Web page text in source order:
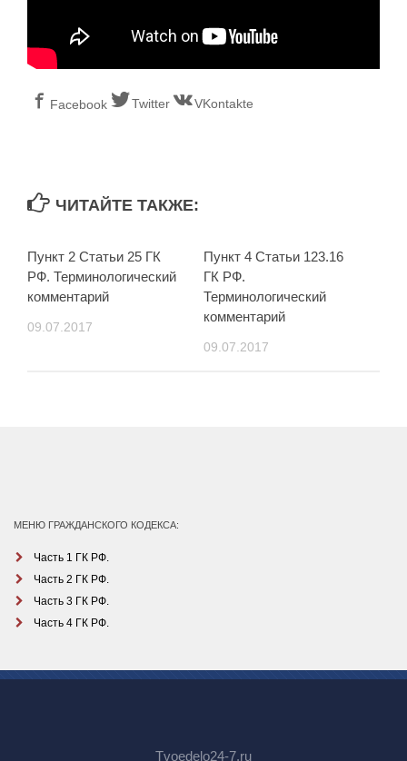
Facebook Twitter VKontakte
ЧИТАЙТЕ ТАКЖЕ:
Пункт 2 Статьи 25 ГК
РФ. Терминологический
комментарий
09.07.2017
Пункт 4 Статьи 123.16
ГК РФ.
Терминологический
комментарий
09.07.2017
МЕНЮ ГРАЖДАНСКОГО КОДЕКСА:
Часть 1 ГК РФ.
Часть 2 ГК РФ.
Часть 3 ГК РФ.
Часть 4 ГК РФ.
Tvoedelo24-7.ru